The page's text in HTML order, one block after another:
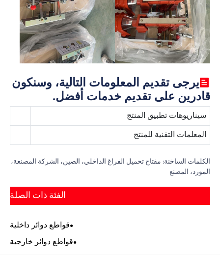
يرجى تقديم المعلومات التالية، وسنكون
قادرين على تقديم خدمات أفضل.
سيناريوهات تطبيق المنتج
المعلمات التقنية للمنتج
الكلمات الساخنة: مفتاح تحميل الفراغ الداخلي، الصين، الشركة المصنعة،
المورد، المصنع
الفئة ذات الصلة
قواطع دوائر داخلية
قواطع دوائر خارجية